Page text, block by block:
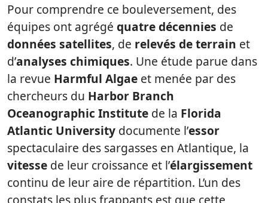
Pour comprendre ce bouleversement, des
équipes ont agrégé quatre décennies de
données satellites, de relevés de terrain et
d’analyses chimiques. Une étude parue dans
la revue Harmful Algae et menée par des
chercheurs du Harbor Branch
Oceanographic Institute de la Florida
Atlantic University documente l’essor
spectaculaire des sargasses en Atlantique, la
vitesse de leur croissance et l’élargissement
continu de leur aire de répartition. L’un des
constats les plus frappants est que cette